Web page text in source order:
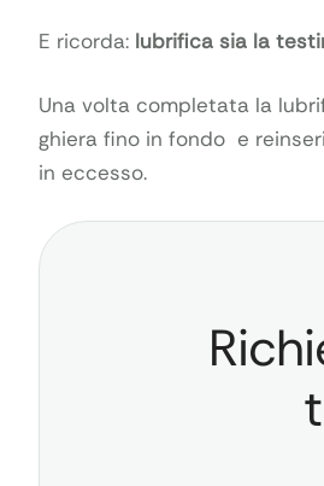
E ricorda: lubrifica sia la
Una volta completata la
ghiera fino in fondo e
in eccesso.